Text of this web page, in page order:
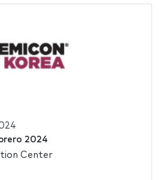
2024
Center